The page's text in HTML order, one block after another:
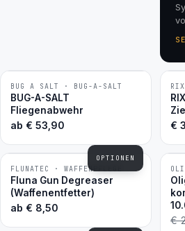
BESTSELLER
BUG A SALT · BUG-A-SALT
BUG-A-SALT
Fliegenabwehr
ab € 53,90
OPTIONEN
€
BESTSELLER
FLUNATEC · WAFFENPFLEGE
Fluna Gun Degreaser
(Waffenentfetter)
ab € 8,50
€